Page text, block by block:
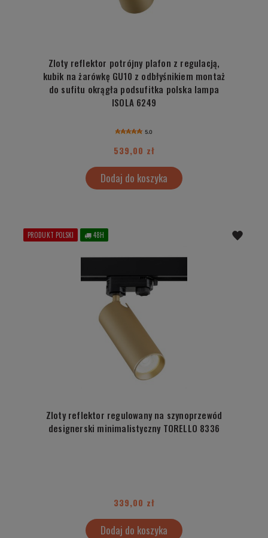
Zloty reflektor potrójny plafon z regulacją,
kubik na żarówkę GU10 z odbłyśnikiem montaż
do sufitu okrągła podsufitka polska lampa
ISOLA 6249
5.0
539,00 zł
Dodaj do koszyka
Zloty reflektor regulowany na szynoprzewód
designerski minimalistyczny TORELLO 8336
339,00 zł
Dodaj do koszyka
PRODUKT POLSKI 48H